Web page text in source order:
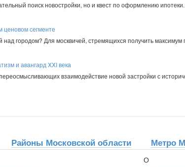
поиск новостройки, но и квест по оформлению
ценовом сегменте
над городом? Для москвичей, стремящихся получить
и авангард XXI века
взаимодействие новой застройки с
Районы Московской области Метро
О